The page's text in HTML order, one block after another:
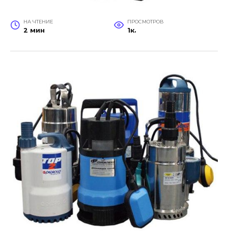
НА ЧТЕНИЕ
2 мин
ПРОСМОТРОВ
1к.